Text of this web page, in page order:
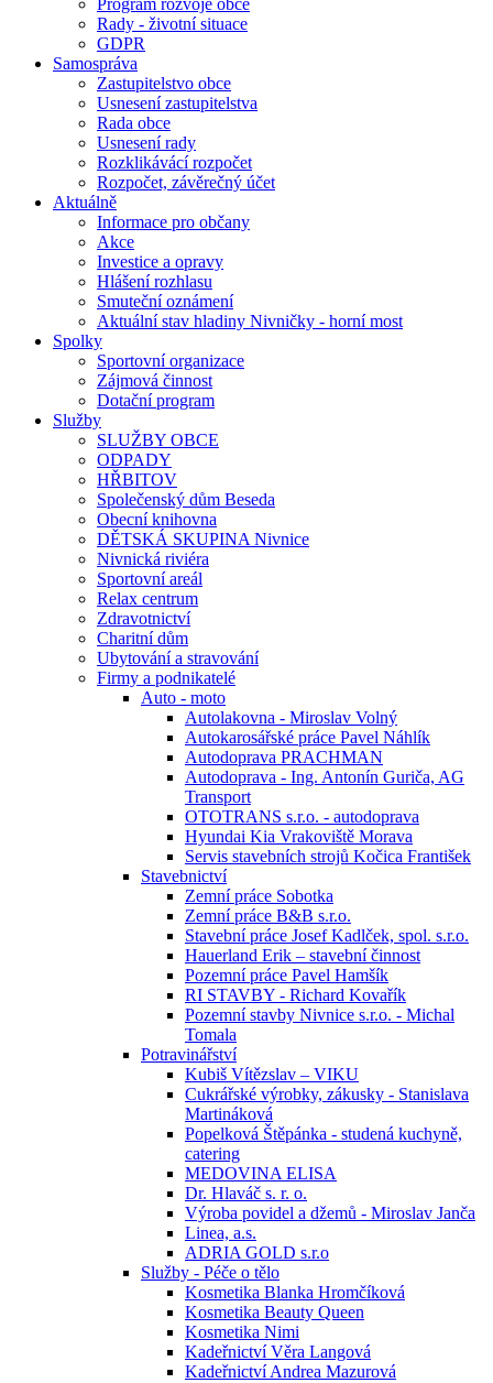
Program rozvoje obce
Rady - životní situace
GDPR
Samospráva
Zastupitelstvo obce
Usnesení zastupitelstva
Rada obce
Usnesení rady
Rozklikávácí rozpočet
Rozpočet, závěrečný účet
Aktuálně
Informace pro občany
Akce
Investice a opravy
Hlášení rozhlasu
Smuteční oznámení
Aktuální stav hladiny Nivničky - horní most
Spolky
Sportovní organizace
Zájmová činnost
Dotační program
Služby
SLUŽBY OBCE
ODPADY
HŘBITOV
Společenský dům Beseda
Obecní knihovna
DĚTSKÁ SKUPINA Nivnice
Nivnická riviéra
Sportovní areál
Relax centrum
Zdravotnictví
Charitní dům
Ubytování a stravování
Firmy a podnikatelé
Auto - moto
Autolakovna - Miroslav Volný
Autokarosářské práce Pavel Náhlík
Autodoprava PRACHMAN
Autodoprava - Ing. Antonín Guriča, AG
Transport
OTOTRANS s.r.o. - autodoprava
Hyundai Kia Vrakoviště Morava
Servis stavebních strojů Kočica František
Stavebnictví
Zemní práce Sobotka
Zemní práce B&B s.r.o.
Stavební práce Josef Kadlček, spol. s.r.o.
Hauerland Erik – stavební činnost
Pozemní práce Pavel Hamšík
RI STAVBY - Richard Kovařík
Pozemní stavby Nivnice s.r.o. - Michal
Tomala
Potravinářství
Kubiš Vítězslav – VIKU
Cukrářské výrobky, zákusky - Stanislava
Martináková
Popelková Štěpánka - studená kuchyně,
catering
MEDOVINA ELISA
Dr. Hlaváč s. r. o.
Výroba povidel a džemů - Miroslav Janča
Linea, a.s.
ADRIA GOLD s.r.o
Služby - Péče o tělo
Kosmetika Blanka Hromčíková
Kosmetika Beauty Queen
Kosmetika Nimi
Kadeřnictví Věra Langová
Kadeřnictví Andrea Mazurová